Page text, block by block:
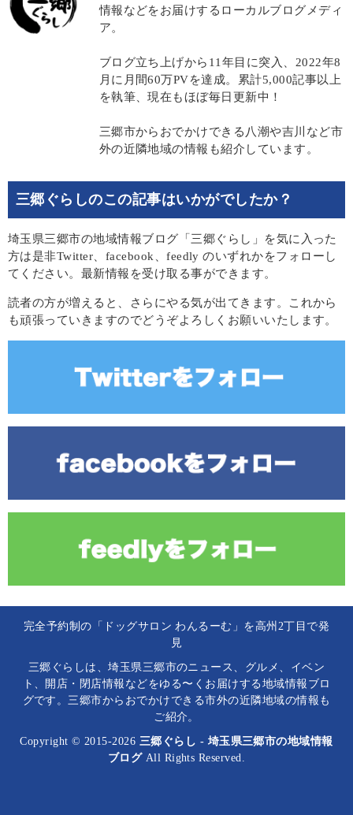
情報などをお届けするローカルブログメディ
ア。
ブログ立ち上げから11年目に突入、2022年8
月に月間60万PVを達成。累計5,000記事以上
を執筆、現在もほぼ毎日更新中！
三郷市からおでかけできる八潮や吉川など市
外の近隣地域の情報も紹介しています。
三郷ぐらしのこの記事はいかがでしたか？
埼玉県三郷市の地域情報ブログ「三郷ぐらし」を気に入った
方は是非Twitter、facebook、feedly のいずれかをフォローし
てください。最新情報を受け取る事ができます。
読者の方が増えると、さらにやる気が出てきます。これから
も頑張っていきますのでどうぞよろしくお願いいたします。
完全予約制の「ドッグサロン わんるーむ」を高州2丁目で発
見
三郷ぐらしは、埼玉県三郷市のニュース、グルメ、イベン
ト、開店・閉店情報などをゆる〜くお届けする地域情報ブロ
グです。三郷市からおでかけできる市外の近隣地域の情報も
ご紹介。
Copyright © 2015-2026 三郷ぐらし - 埼玉県三郷市の地域情報
ブログAll Rights Reserved.